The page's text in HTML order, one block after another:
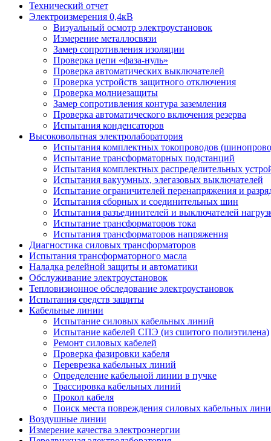
Технический отчет
Электроизмерения 0,4кВ
Визуальный осмотр электроустановок
Измерение металлосвязи
Замер сопротивления изоляции
Проверка цепи «фаза-нуль»
Проверка автоматических выключателей
Проверка устройств защитного отключения
Проверка молниезащиты
Замер сопротивления контура заземления
Проверка автоматического включения резерва
Испытания конденсаторов
Высоковольтная электролаборатория
Испытания комплектных токопроводов
Испытание трансформаторных подстанций
Испытания комплектных распределительных
Испытания вакуумных, элегазовых выключателей
Испытание ограничителей перенапряжения и
Испытания сборных и соединительных шин
Испытания разъединителей и выключателей
Испытание трансформаторов тока
Испытания трансформаторов напряжения
Диагностика силовых трансформаторов
Испытания трансформаторного масла
Наладка релейной защиты и автоматики
Обслуживание электроустановок
Тепловизионное обследование электроустановок
Испытания средств защиты
Кабельные линии
Испытание силовых кабельных линий
Испытание кабелей СПЭ (из сшитого полиэтилена)
Ремонт силовых кабелей
Проверка фазировки кабеля
Переврезка кабельных линий
Определение кабельной линии в пучке
Трассировка кабельных линий
Прокол кабеля
Поиск места повреждения силовых кабельных
Воздушные линии
Измерение качества электроэнергии